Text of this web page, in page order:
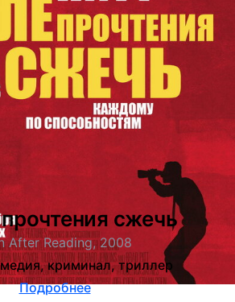
сжечь
After Reading, 2008
криминал, триллер
Подробнее